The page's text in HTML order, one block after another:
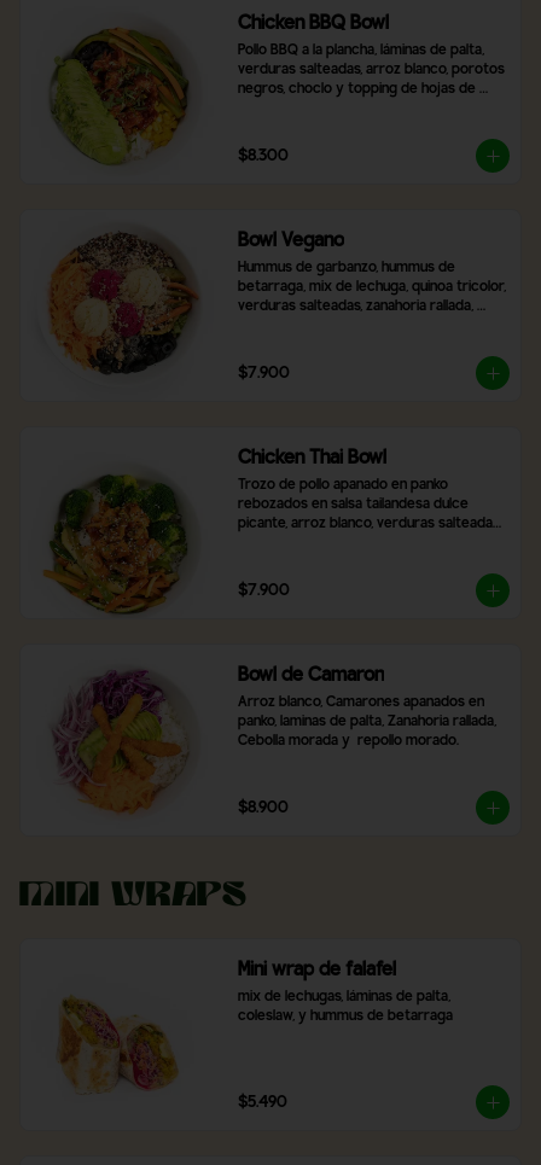
Chicken BBQ Bowl
Pollo BBQ a la plancha, láminas de palta,
verduras salteadas, arroz blanco, porotos
negros, choclo y topping de hojas de
$8.300
Bowl Vegano
Hummus de garbanzo, hummus de
betarraga, mix de lechuga, quinoa tricolor,
verduras salteadas, zanahoria rallada,
elección
$7.900
Chicken Thai Bowl
Trozo de pollo apanado en panko
rebozados en salsa tailandesa dulce
picante, arroz blanco, verduras salteadas,
$7.900
Bowl de Camaron
Arroz blanco, Camarones apanados en
panko, laminas de palta, Zanahoria rallada,
Cebolla morada y  repollo morado.
$8.900
Mini Wraps
Mini wrap de falafel
mix de lechugas, láminas de palta,
coleslaw, y hummus de betarraga
$5.490